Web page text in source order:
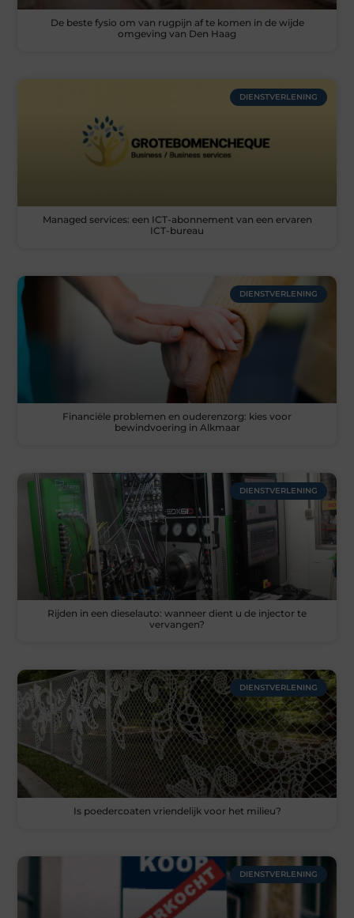
De beste fysio om van rugpijn af te komen in de wijde
omgeving van Den Haag
DIENSTVERLENING
Managed services: een ICT-abonnement van een ervaren
ICT-bureau
DIENSTVERLENING
Financiële problemen en ouderenzorg: kies voor
bewindvoering in Alkmaar
DIENSTVERLENING
Rijden in een dieselauto: wanneer dient u de injector te
vervangen?
DIENSTVERLENING
Is poedercoaten vriendelijk voor het milieu?
DIENSTVERLENING